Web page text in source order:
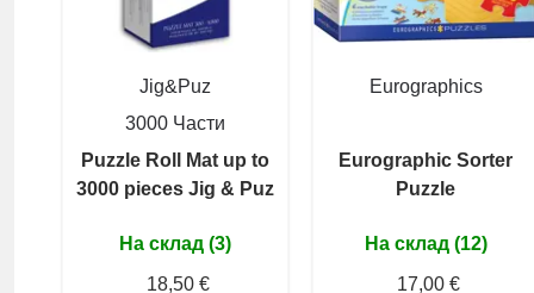
Jig&Puz
3000 Части
Puzzle Roll Mat up to
3000 pieces Jig & Puz
На склад (3)
18,50 €
Eurographics
Eurographic Sorter
Puzzle
На склад (12)
17,00 €